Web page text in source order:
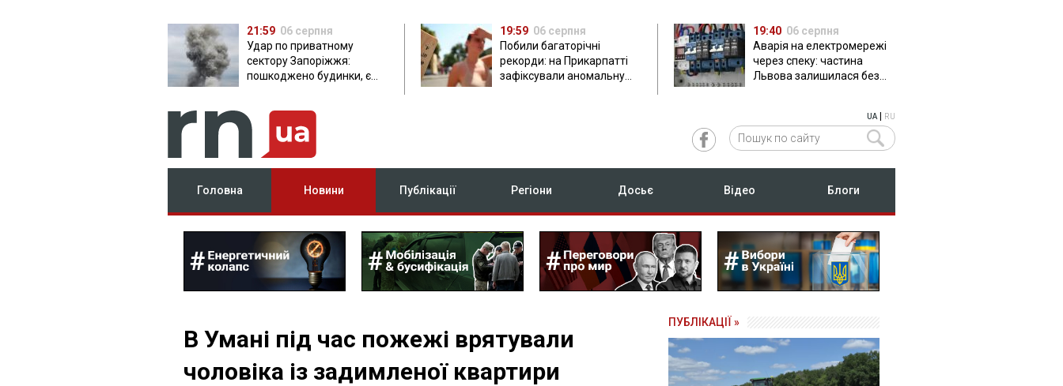
21:59 06 серпня
Удар по приватному
сектору Запоріжжя:
пошкоджено будинки, є
19:59 06 серпня
Побили багаторічні
рекорди: на Прикарпатті
зафіксували аномальну
19:40 06 серпня
Аварія на електромережі
через спеку: частина
Львова залишилася без
UA| RU
Головна Новини Публікації Регіони Досьє Відео Блоги
В Умані під час пожежі врятували
чоловіка із задимленої квартири
ПУБЛІКАЦІЇ »